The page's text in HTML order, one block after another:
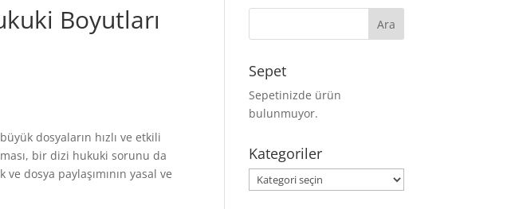
Boyutları
dosyaların hızlı ve etkili
bir dizi hukuki sorunu da
dosya paylaşımının yasal ve
Sepet
Sepetinizde ürün
bulunmuyor.
Kategoriler
Kategoriler